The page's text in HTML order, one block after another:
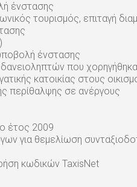
ένστασης
τουρισμός, επιταγή
ένστασης
που
κατοικίας στους
περίθαλψης σε ανέργους
έτος 2009
για θεμελίωση
κωδικών TaxisNet